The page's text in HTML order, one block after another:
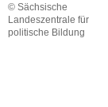
© Sächsische
Landeszentrale für
politische Bildung